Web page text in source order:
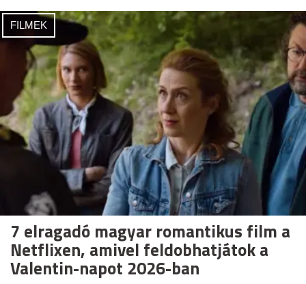
FILMEK
7 elragadó magyar romantikus film a
Netflixen, amivel feldobhatjátok a
Valentin-napot 2026-ban